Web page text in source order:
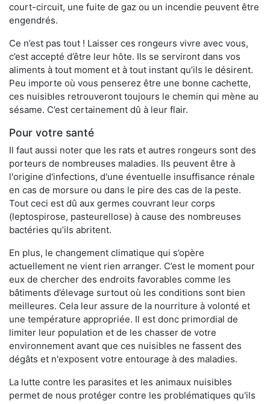
court-circuit, une fuite de gaz ou un incendie peuvent être
engendrés.
Ce n’est pas tout ! Laisser ces rongeurs vivre avec vous,
c’est accepté d’être leur hôte. Ils se serviront dans vos
aliments à tout moment et à tout instant qu’ils le désirent.
Peu importe où vous penserez être une bonne cachette,
ces nuisibles retrouveront toujours le chemin qui mène au
sésame. C’est certainement dû à leur flair.
Pour votre santé
Il faut aussi noter que les rats et autres rongeurs sont des
porteurs de nombreuses maladies. Ils peuvent être à
l'origine d'infections, d'une éventuelle insuffisance rénale
en cas de morsure ou dans le pire des cas de la peste.
Tout ceci est dû aux germes couvrant leur corps
(leptospirose, pasteurellose) à cause des nombreuses
bactéries qu’ils abritent.
En plus, le changement climatique qui s’opère
actuellement ne vient rien arranger. C’est le moment pour
eux de chercher des endroits favorables comme les
bâtiments d’élevage surtout où les conditions sont bien
meilleures. Cela leur assure de la nourriture à volonté et
une température appropriée. Il est donc primordial de
limiter leur population et de les chasser de votre
environnement avant que ces nuisibles ne fassent des
dégâts et n'exposent votre entourage à des maladies.
La lutte contre les parasites et les animaux nuisibles
permet de nous protéger contre les problématiques qu'ils